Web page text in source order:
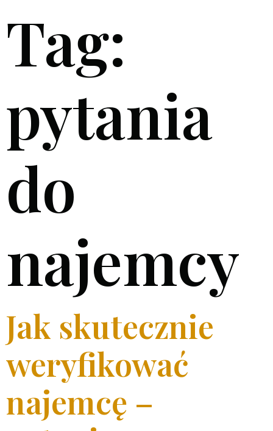
Tag:
pytania
do
najemcy
Jak skutecznie
weryfikować
najemcę –